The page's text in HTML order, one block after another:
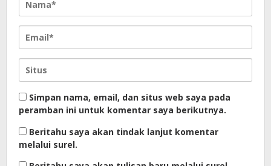
Simpan nama, email, dan situs web saya pada
peramban ini untuk komentar saya berikutnya.
Beritahu saya akan tindak lanjut komentar
melalui surel.